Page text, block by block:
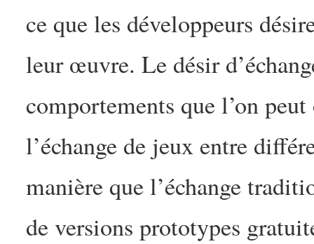
ce que les développeurs
leur œuvre. Le désir
comportements que l’on
l’échange de jeux entre
manière que l’échange
de versions prototypes